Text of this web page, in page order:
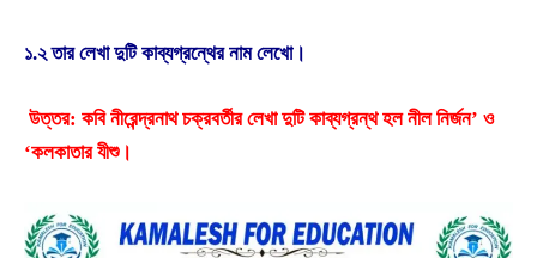
১.২ তার লেখা দুটি কাব্যগ্রন্থের নাম লেখাে।
উত্তর: কবি নীরেন্দ্রনাথ চক্রবর্তীর লেখা দুটি কাব্যগ্রন্থ হল নীল নির্জন’ ও
‘কলকাতার যীশু।